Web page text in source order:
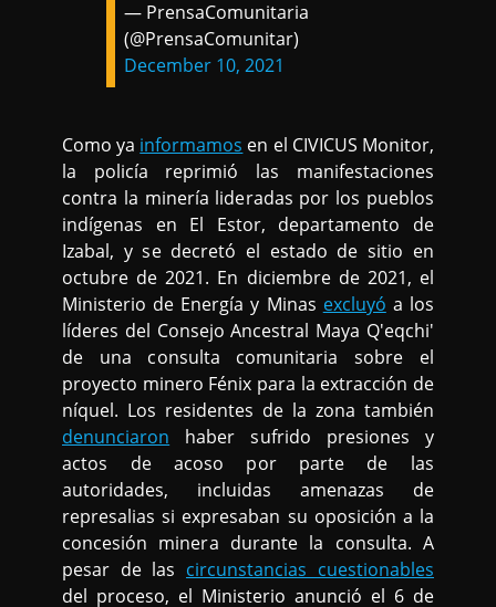
— PrensaComunitaria
(@PrensaComunitar)
December 10, 2021
Como ya informamos en el CIVICUS Monitor,
la policía reprimió las manifestaciones
contra la minería lideradas por los pueblos
indígenas en El Estor, departamento de
Izabal, y se decretó el estado de sitio en
octubre de 2021. En diciembre de 2021, el
Ministerio de Energía y Minas excluyó a los
líderes del Consejo Ancestral Maya Q'eqchi'
de una consulta comunitaria sobre el
proyecto minero Fénix para la extracción de
níquel. Los residentes de la zona también
denunciaron haber sufrido presiones y
actos de acoso por parte de las
autoridades, incluidas amenazas de
represalias si expresaban su oposición a la
concesión minera durante la consulta. A
pesar de las circunstancias cuestionables
del proceso, el Ministerio anunció el 6 de